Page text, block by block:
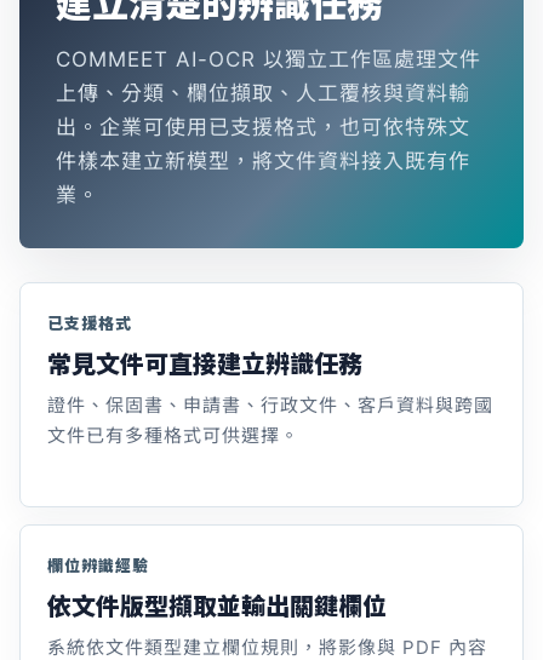
COMMEET AI-OCR 以獨立工作區處理文件
上傳、分類、欄位擷取、人工覆核與資料輸
出。企業可使用已支援格式，也可依特殊文
件樣本建立新模型，將文件資料接入既有作
業。
已支援格式
常見文件可直接建立辨識任務
證件、保固書、申請書、行政文件、客戶資料與跨國
文件已有多種格式可供選擇。
欄位辨識經驗
依文件版型擷取並輸出關鍵欄位
系統依文件類型建立欄位規則，將影像與 PDF 內容